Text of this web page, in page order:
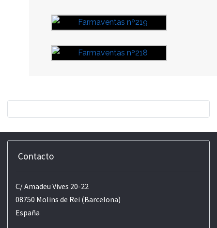
Contacto
C/ Amadeu Vives 20-22
08750 Molins de Rei (Barcelona)
España